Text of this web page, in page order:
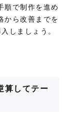
順で制作を進め
から改善までを
しましょう。
算してテー